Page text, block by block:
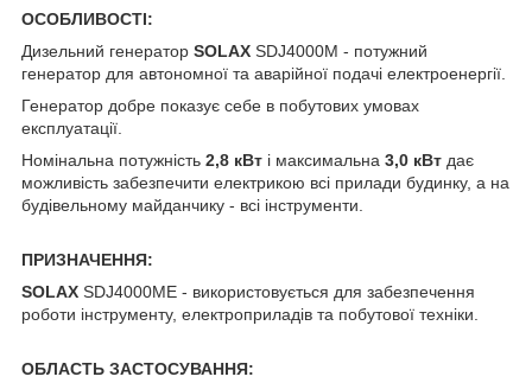
ОСОБЛИВОСТІ:
Дизельний генератор SOLAX SDJ4000M - потужний
генератор для автономної та аварійної подачі електроенергії.
Генератор добре показує себе в побутових умовах
експлуатації.
Номінальна потужність 2,8 кВт і максимальна 3,0 кВт дає
можливість забезпечити електрикою всі прилади будинку, а на
будівельному майданчику - всі інструменти.
ПРИЗНАЧЕННЯ:
SOLAX SDJ4000ME - використовується для забезпечення
роботи інструменту, електроприладів та побутової техніки.
ОБЛАСТЬ ЗАСТОСУВАННЯ: